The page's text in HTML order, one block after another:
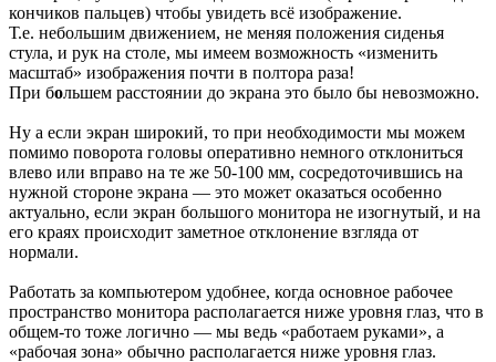
кончиков пальцев) чтобы увидеть всё изображение.
Т.е. небольшим движением, не меняя положения сиденья
стула, и рук на столе, мы имеем возможность «изменить
масштаб» изображения почти в полтора раза!
При большем расстоянии до экрана это было бы невозможно.
Ну а если экран широкий, то при необходимости мы можем
помимо поворота головы оперативно немного отклониться
влево или вправо на те же 50-100 мм, сосредоточившись на
нужной стороне экрана — это может оказаться особенно
актуально, если экран большого монитора не изогнутый, и на
его краях происходит заметное отклонение взгляда от
нормали.
Работать за компьютером удобнее, когда основное рабочее
пространство монитора располагается ниже уровня глаз, что в
общем-то тоже логично — мы ведь «работаем руками», а
«рабочая зона» обычно располагается ниже уровня глаз.